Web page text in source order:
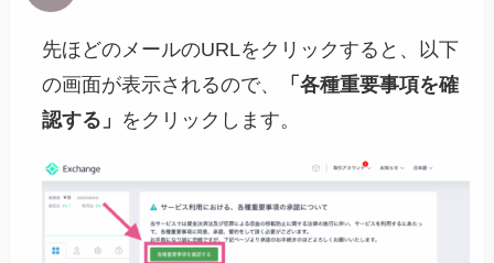
先ほどのメールのURLをクリックすると、以下
の画面が表示されるので、
「各種重要事項を確
認する」 をクリックします。